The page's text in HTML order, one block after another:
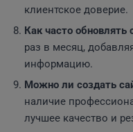
клиентское доверие.
Как часто обновлять
раз в месяц,
информацию.
Можно ли создать
наличие
лучшее качество и